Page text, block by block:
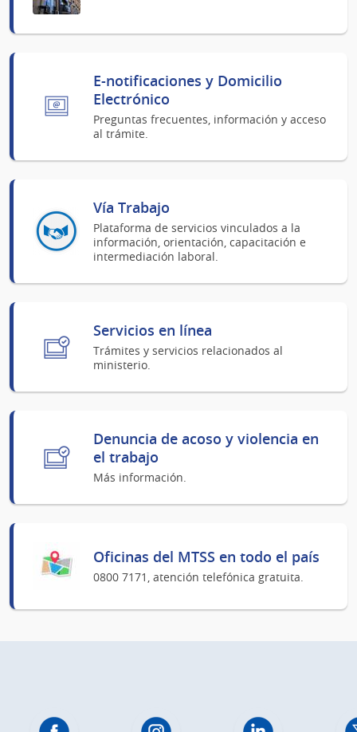
E-notificaciones y Domicilio
Electrónico
Preguntas frecuentes, información y acceso
al trámite.
Vía Trabajo
Plataforma de servicios vinculados a la
información, orientación, capacitación e
intermediación laboral.
Servicios en línea
Trámites y servicios relacionados al
ministerio.
Denuncia de acoso y violencia en
el trabajo
Más información.
Oficinas del MTSS en todo el país
0800 7171, atención telefónica gratuita.